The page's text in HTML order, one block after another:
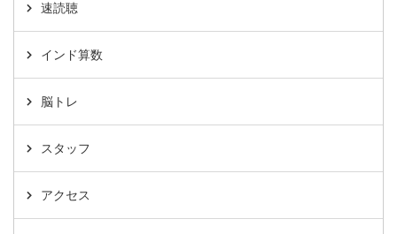
速読聴
インド算数
脳トレ
スタッフ
アクセス